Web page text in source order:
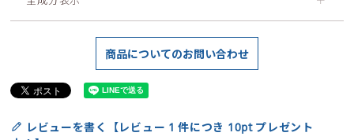
商品についてのお問い合わせ
レビューを書く【レビュー 1 件につき 10pt プレゼント